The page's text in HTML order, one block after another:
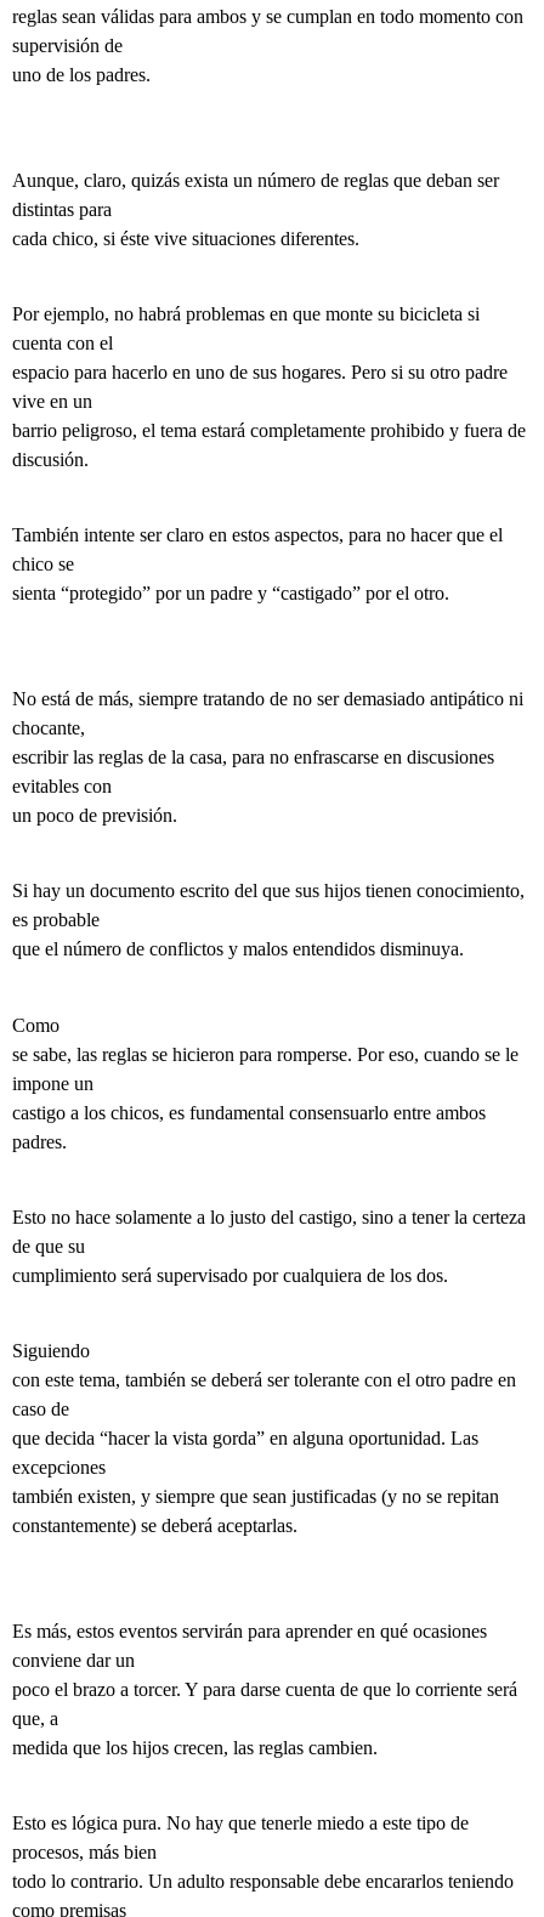
reglas sean válidas para ambos y se cumplan en todo momento con
supervisión de
uno de los padres.
Aunque, claro, quizás exista un número de reglas que deban ser
distintas para
cada chico, si éste vive situaciones diferentes.
Por ejemplo, no habrá problemas en que monte su bicicleta si
cuenta con el
espacio para hacerlo en uno de sus hogares. Pero si su otro padre
vive en un
barrio peligroso, el tema estará completamente prohibido y fuera de
discusión.
También intente ser claro en estos aspectos, para no hacer que el
chico se
sienta “protegido” por un padre y “castigado” por el otro.
No está de más, siempre tratando de no ser demasiado antipático ni
chocante,
escribir las reglas de la casa, para no enfrascarse en discusiones
evitables con
un poco de previsión.
Si hay un documento escrito del que sus hijos tienen conocimiento,
es probable
que el número de conflictos y malos entendidos disminuya.
Como
se sabe, las reglas se hicieron para romperse. Por eso, cuando se le
impone un
castigo a los chicos, es fundamental consensuarlo entre ambos
padres.
Esto no hace solamente a lo justo del castigo, sino a tener la certeza
de que su
cumplimiento será supervisado por cualquiera de los dos.
Siguiendo
con este tema, también se deberá ser tolerante con el otro padre en
caso de
que decida “hacer la vista gorda” en alguna oportunidad. Las
excepciones
también existen, y siempre que sean justificadas (y no se repitan
constantemente) se deberá aceptarlas.
Es más, estos eventos servirán para aprender en qué ocasiones
conviene dar un
poco el brazo a torcer. Y para darse cuenta de que lo corriente será
que, a
medida que los hijos crecen, las reglas cambien.
Esto es lógica pura. No hay que tenerle miedo a este tipo de
procesos, más bien
todo lo contrario. Un adulto responsable debe encararlos teniendo
como premisas